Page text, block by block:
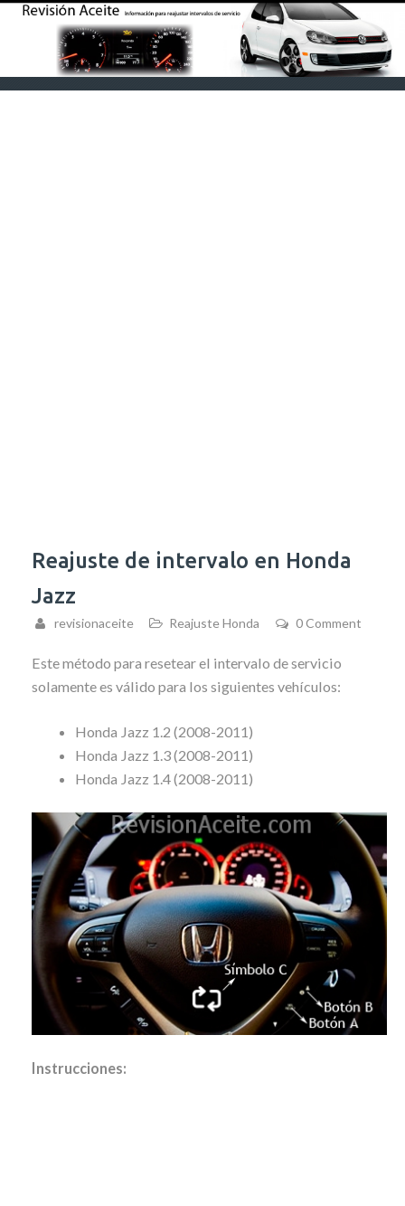
Reajuste de intervalo en Honda
Jazz
revisionaceite Reajuste Honda 0 Comment
Este método para resetear el intervalo de servicio
solamente es válido para los siguientes vehículos:
Honda Jazz 1.2 (2008-2011)
Honda Jazz 1.3 (2008-2011)
Honda Jazz 1.4 (2008-2011)
Instrucciones: